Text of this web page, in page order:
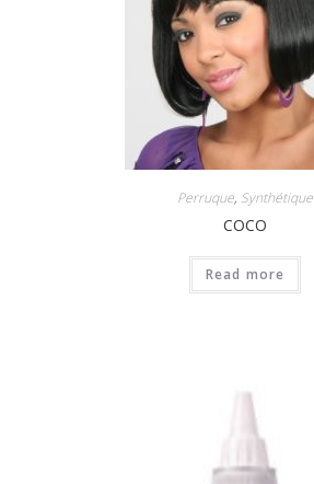
Perruque, Synthétique
COCO
Read more